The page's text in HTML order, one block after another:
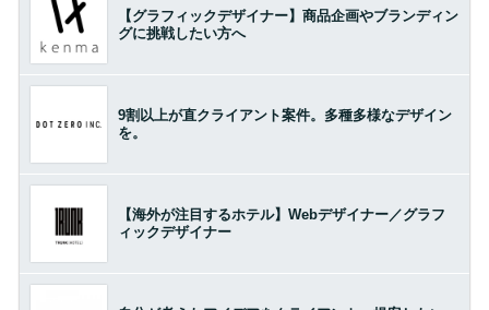
【グラフィックデザイナー】商品企画やブランディン
グに挑戦したい方へ
9割以上が直クライアント案件。多種多様なデザイン
を。
【海外が注目するホテル】Webデザイナー／グラフ
ィックデザイナー